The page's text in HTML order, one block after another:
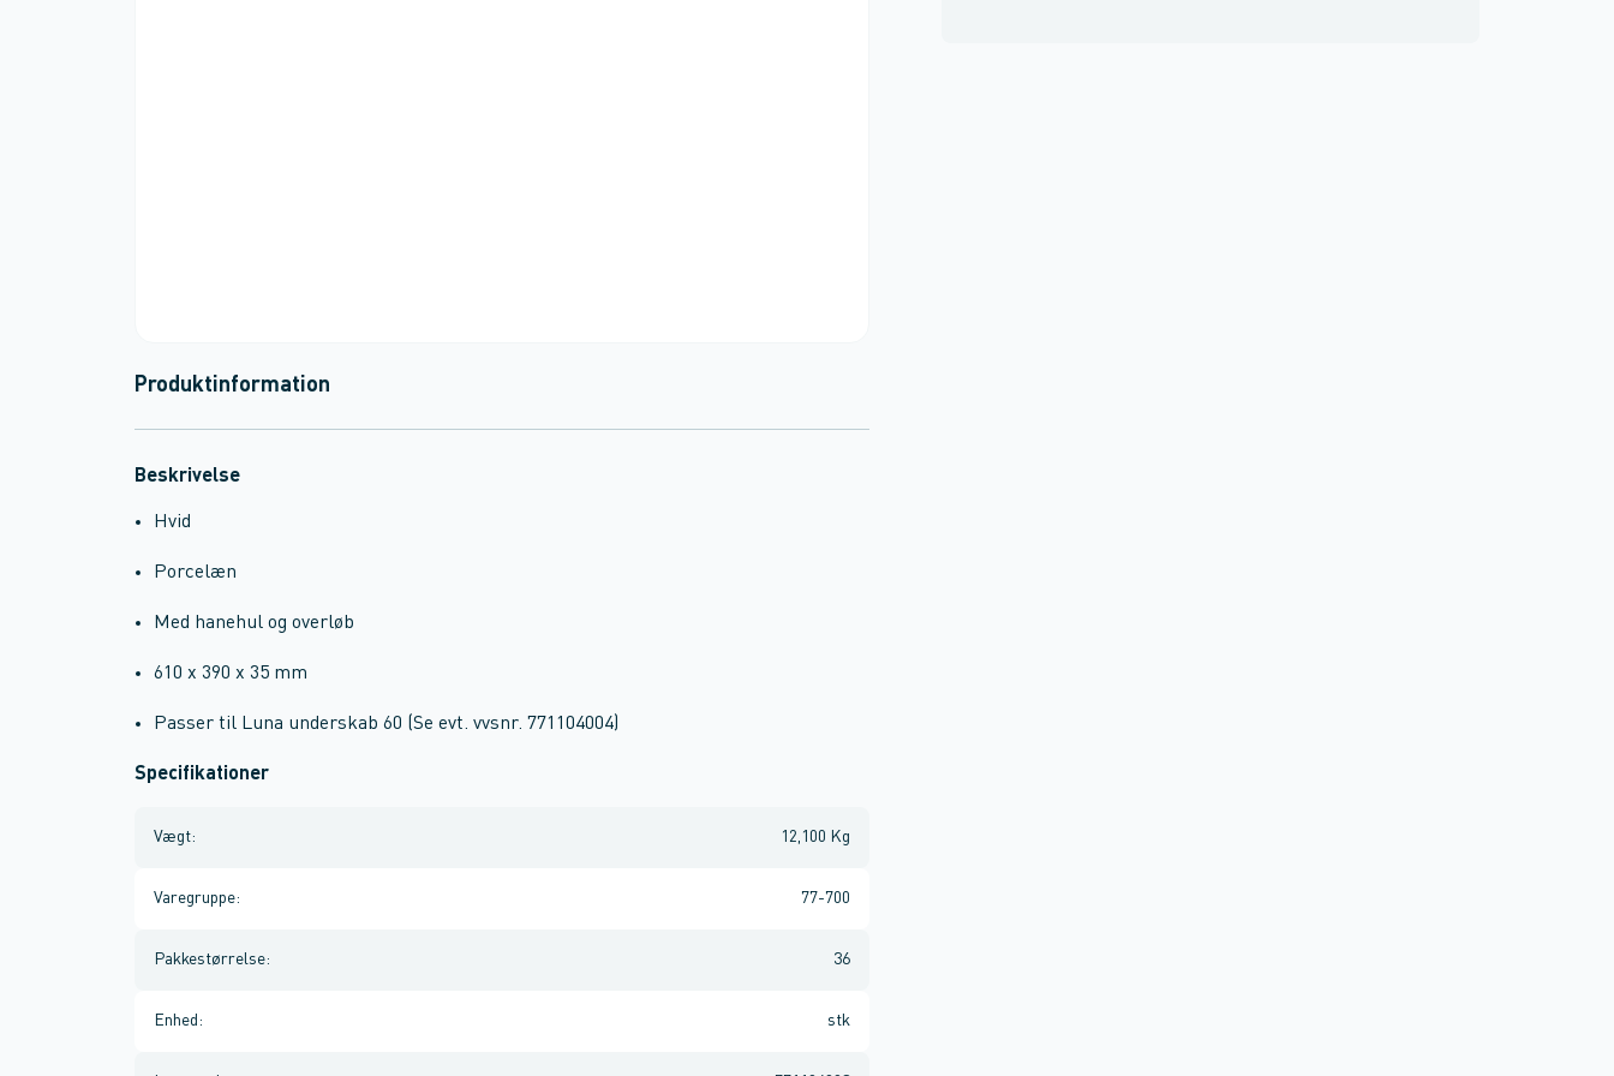
Produktinformation
Beskrivelse
Hvid
Porcelæn
Med hanehul og overløb
610 x 390 x 35 mm
Passer til Luna underskab 60 (Se evt. vvsnr. 771104004)
Specifikationer
Vægt: 12,100 Kg
Varegruppe: 77-700
Pakkestørrelse: 36
Enhed : stk